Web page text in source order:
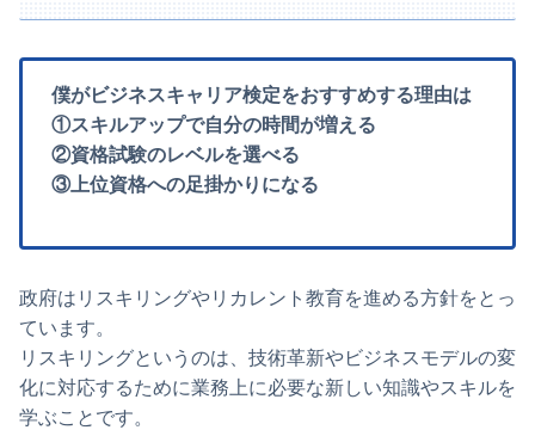
僕がビジネスキャリア検定をおすすめする理由は
①スキルアップで自分の時間が増える
②資格試験のレベルを選べる
③上位資格への足掛かりになる
政府はリスキリングやリカレント教育を進める方針をとっ
ています。
リスキリングというのは、技術革新やビジネスモデルの変
化に対応するために業務上に必要な新しい知識やスキルを
学ぶことです。